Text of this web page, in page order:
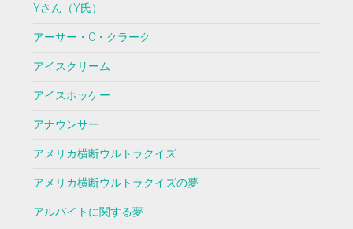
Yさん（Y氏）
アーサー・C・クラーク
アイスクリーム
アイスホッケー
アナウンサー
アメリカ横断ウルトラクイズ
アメリカ横断ウルトラクイズの夢
アルバイトに関する夢